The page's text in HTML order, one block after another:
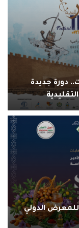
دورة جديدة
تستعد لاحتضان الدورة 12 للمعرض الدولي